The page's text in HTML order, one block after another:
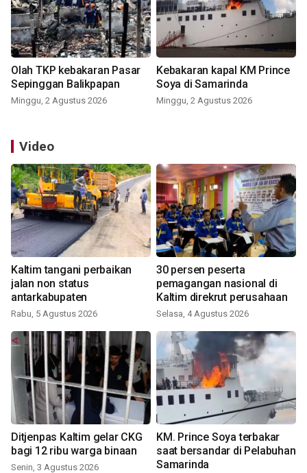
Olah TKP kebakaran Pasar
Sepinggan Balikpapan
Minggu, 2 Agustus 2026
Kebakaran kapal KM Prince
Soya di Samarinda
Minggu, 2 Agustus 2026
Video
Kaltim tangani perbaikan
jalan non status
antarkabupaten
Rabu, 5 Agustus 2026
30 persen peserta
pemagangan nasional di
Kaltim direkrut perusahaan
Selasa, 4 Agustus 2026
Ditjenpas Kaltim gelar CKG
bagi 12 ribu warga binaan
Senin, 3 Agustus 2026
KM. Prince Soya terbakar
saat bersandar di Pelabuhan
Samarinda